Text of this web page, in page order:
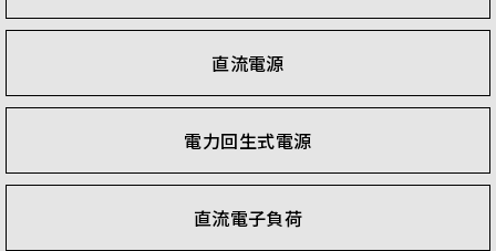
直流電源
電力回生式電源
直流電子負荷